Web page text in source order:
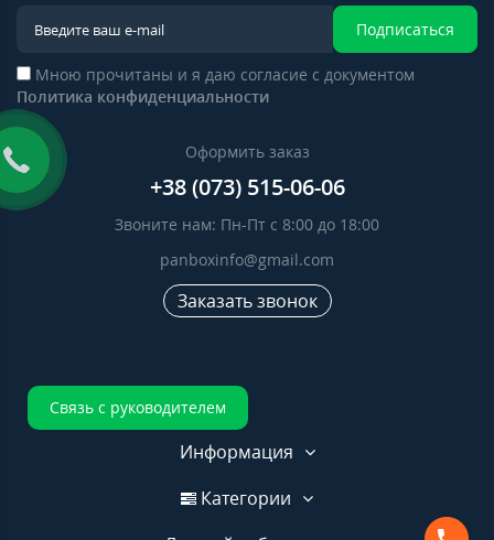
Подписаться
Мною прочитаны и я даю согласие с документом
Политика конфиденциальности
Оформить заказ
+38 (073) 515-06-06
Звоните нам: Пн-Пт с 8:00 до 18:00
panboxinfo@gmail.com
Заказать звонок
Связь с руководителем
Информация
Категории